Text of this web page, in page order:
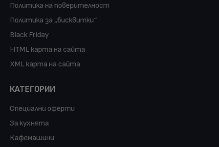
Политика на поверителност
Политика за „бисквитки“
Black Friday
HTML карта на сайта
XML карта на сайта
КАТЕГОРИИ
Специални оферти
За кухнята
Кафемашини